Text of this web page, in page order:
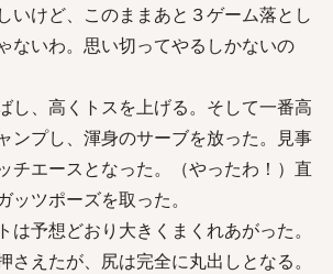
いけど、このままあと３ゲーム落とし
ないわ。思い切ってやるしかないの
し、高くトスを上げる。そして一番高
ンプし、渾身のサーブを放った。見事
チエースとなった。（やったわ！）直
ッツポーズを取った。
予想どおり大きくまくれあがった。
さえたが、尻は完全に丸出しとなる。